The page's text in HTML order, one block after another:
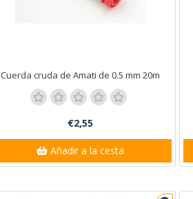
Cuerda cruda de Amati de 0.5 mm 20m
€2,55
Añadir a la cesta